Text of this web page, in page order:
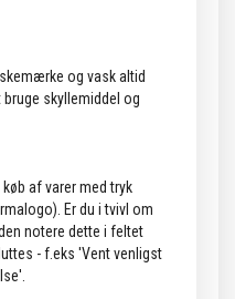
og vask altid
skyllemiddel og
af varer med tryk
Er du i tvivl om
notere dette i feltet
- f.eks 'Vent venligst